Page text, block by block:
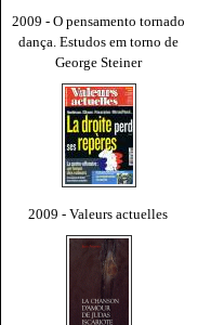
2009 - O pensamento tornado
dança. Estudos em torno de
George Steiner
2009 - Valeurs actuelles